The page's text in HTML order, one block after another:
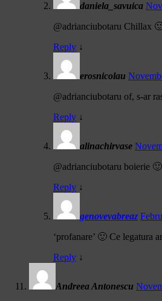
daniela_savuica
@adrianciubotaru Chillax
Reply ↓
erosnicolau
@adrianciubotaru of, s-ar
Reply ↓
alinachirvase
@adrianciubotaru boierie 🙂
Reply ↓
genovevabreaz
‘profanare’ 🙂 Ce legatura
Reply ↓
Andreea Antonescu